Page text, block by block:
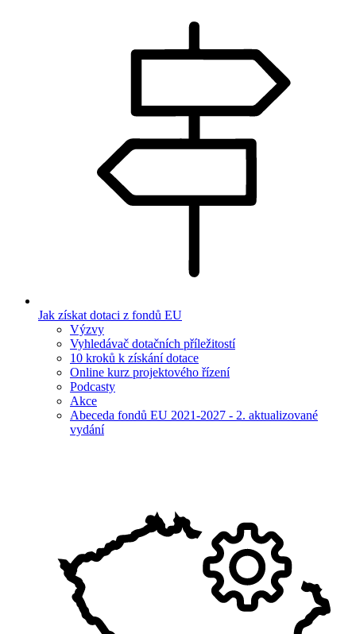
Jak získat dotaci z fondů EU
Výzvy
Vyhledávač dotačních příležitostí
10 kroků k získání dotace
Online kurz projektového řízení
Podcasty
Akce
Abeceda fondů EU 2021-2027 - 2. aktualizované
vydání